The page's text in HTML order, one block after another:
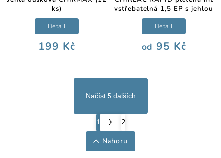
ks)
199 Kč
Detail
vstřebatelná 1,5 EP s jehlou
od 95 Kč
Detail
Načíst 5 dalších
1
2
Nahoru